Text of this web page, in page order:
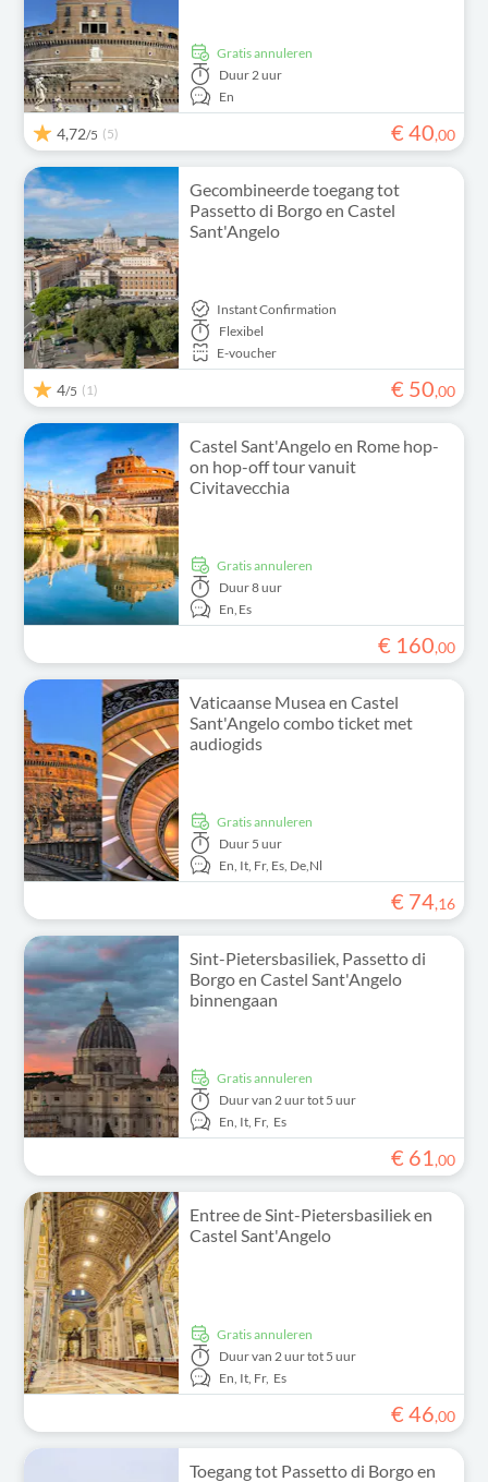
Gratis annuleren
Duur 2 uur
En
4,72/5 (5) € 40,00
Gecombineerde toegang tot
Passetto di Borgo en Castel
Sant'Angelo
Instant Confirmation
Flexibel
E-voucher
4/5 (1) € 50,00
Castel Sant'Angelo en Rome hop-
on hop-off tour vanuit
Civitavecchia
Gratis annuleren
Duur8 uur
En, Es
€ 160,00
Vaticaanse Musea en Castel
Sant'Angelo combo ticket met
audiogids
Gratis annuleren
Duur 5 uur
En, It, Fr, Es, De,Nl
€ 74,16
Sint-Pietersbasiliek, Passetto di
Borgo en Castel Sant'Angelo
binnengaan
Gratis annuleren
Duurvan 2 uur tot 5 uur
En, It, Fr, Es
€ 61,00
Entree de Sint-Pietersbasiliek en
Castel Sant'Angelo
Gratis annuleren
Duurvan 2 uur tot 5 uur
En, It, Fr, Es
€ 46,00
Toegang tot Passetto di Borgo en